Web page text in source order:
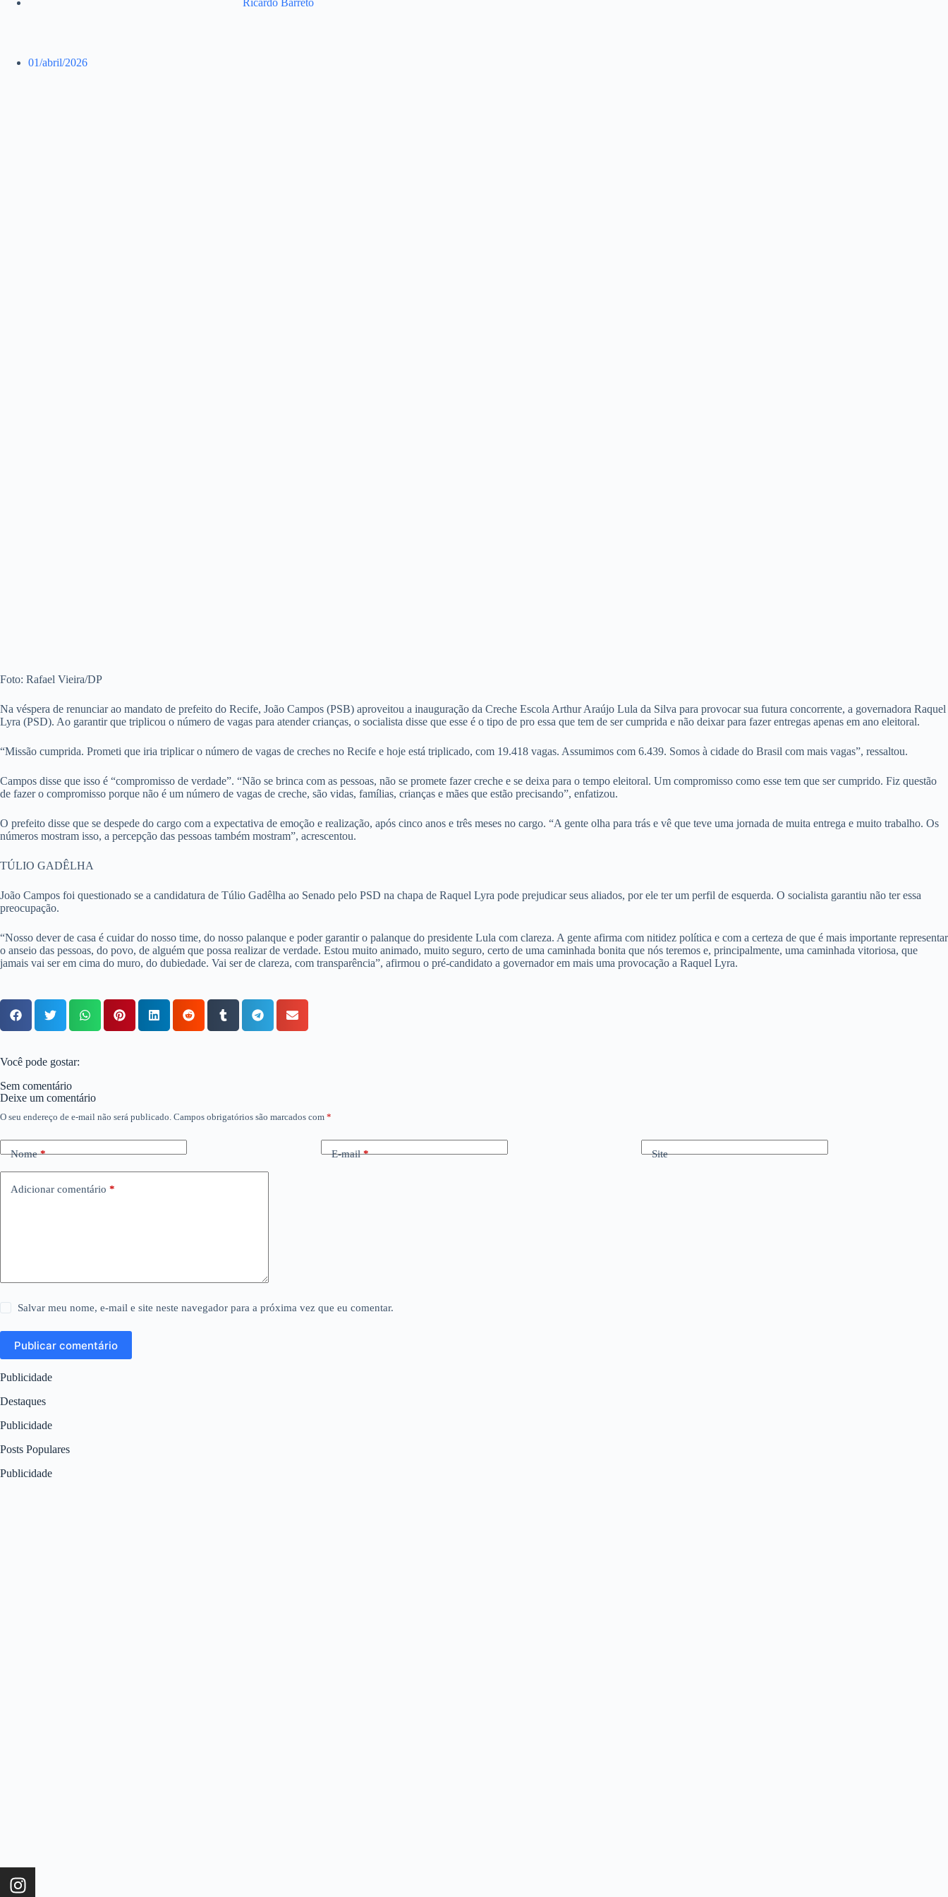
01/abril/2026
Foto: Rafael Vieira/DP
Na véspera de renunciar ao mandato de prefeito do Recife, João Campos (PSB) aproveitou a inauguração da Creche Escola Arthur Araújo Lula da Silva para provocar sua futura concorrente, a governadora Raquel
Lyra (PSD). Ao garantir que triplicou o número de vagas para atender crianças, o socialista disse que esse é o tipo de pro essa que tem de ser cumprida e não deixar para fazer entregas apenas em ano eleitoral.
“Missão cumprida. Prometi que iria triplicar o número de vagas de creches no Recife e hoje está triplicado, com 19.418 vagas. Assumimos com 6.439. Somos à cidade do Brasil com mais vagas”, ressaltou.
Campos disse que isso é “compromisso de verdade”. “Não se brinca com as pessoas, não se promete fazer creche e se deixa para o tempo eleitoral. Um compromisso como esse tem que ser cumprido. Fiz questão
de fazer o compromisso porque não é um número de vagas de creche, são vidas, famílias, crianças e mães que estão precisando”, enfatizou.
O prefeito disse que se despede do cargo com a expectativa de emoção e realização, após cinco anos e três meses no cargo. “A gente olha para trás e vê que teve uma jornada de muita entrega e muito trabalho. Os
números mostram isso, a percepção das pessoas também mostram”, acrescentou.
TÚLIO GADÊLHA
João Campos foi questionado se a candidatura de Túlio Gadêlha ao Senado pelo PSD na chapa de Raquel Lyra pode prejudicar seus aliados, por ele ter um perfil de esquerda. O socialista garantiu não ter essa
preocupação.
“Nosso dever de casa é cuidar do nosso time, do nosso palanque e poder garantir o palanque do presidente Lula com clareza. A gente afirma com nitidez política e com a certeza de que é mais importante representar
o anseio das pessoas, do povo, de alguém que possa realizar de verdade. Estou muito animado, muito seguro, certo de uma caminhada bonita que nós teremos e, principalmente, uma caminhada vitoriosa, que
jamais vai ser em cima do muro, do dubiedade. Vai ser de clareza, com transparência”, afirmou o pré-candidato a governador em mais uma provocação a Raquel Lyra.
Você pode gostar:
Sem comentário
Deixe um comentário
O seu endereço de e-mail não será publicado. Campos obrigatórios são marcados com *
Nome* E-mail* Site
Adicionar comentário *
Salvar meu nome, e-mail e site neste navegador para a próxima vez que eu comentar.
Publicar comentário
Publicidade
Destaques
Publicidade
Posts Populares
Publicidade